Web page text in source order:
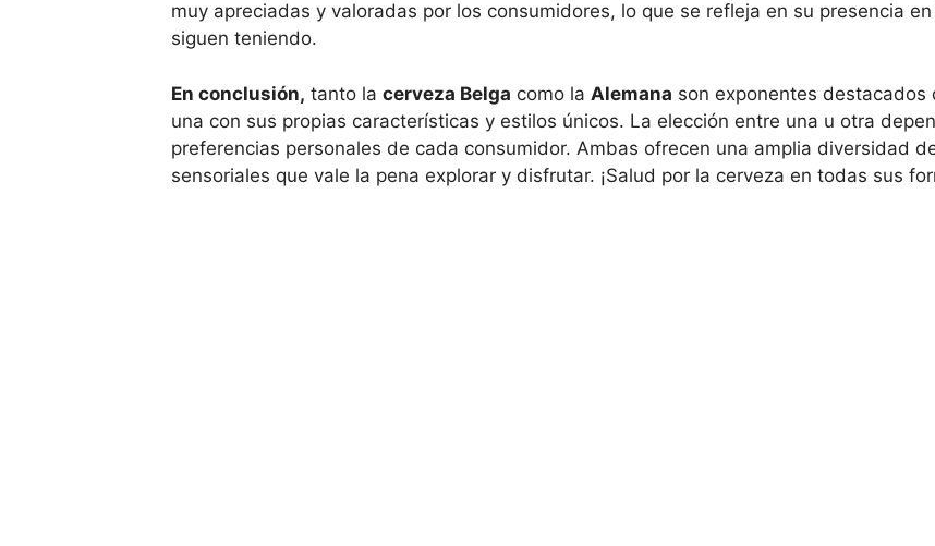
muy apreciadas y valoradas por los consumidores, lo que se refleja en su presencia
siguen teniendo.
En conclusión, tanto la cerveza Belga como la Alemana son exponentes
una con sus propias características y estilos únicos. La elección entre una u otra
preferencias personales de cada consumidor. Ambas ofrecen una amplia diversidad
sensoriales que vale la pena explorar y disfrutar. ¡Salud por la cerveza en todas sus